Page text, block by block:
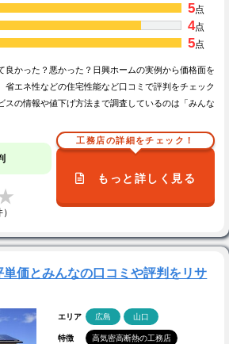
5点
4点
5点
良かった？悪かった？日興ホームの実例から価格面を
省エネ性などの住宅性能など口コミで評判をチェック
スの情報や値下げ方法まで調査しているのは「みんな
工務店の詳細をチェック！
もっと詳しく見る
価とみんなの口コミや評判をリサ
エリア 広島 山口
特徴 高気密高断熱の工務店